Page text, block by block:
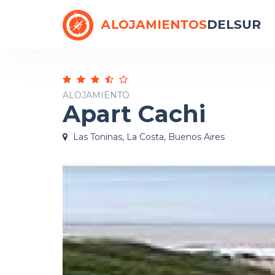
ALOJAMIENTO
Apart Cachi
Las Toninas, La Costa, Buenos Aires